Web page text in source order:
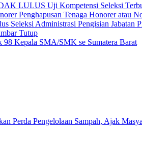
LULUS Uji Kompetensi Seleksi
Penghapusan Tenaga Honorer atau
Seleksi Administrasi Pengisian
Tutup
Kepala SMA/SMK se Sumatera Barat
Perda Pengelolaan Sampah, Ajak